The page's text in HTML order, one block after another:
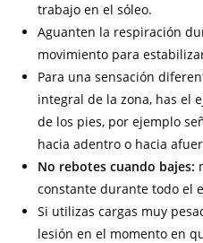
trabajo en el sóleo.
Aguanten la respiración
movimiento para
Para una sensación
integral de la zona, has el
de los pies, por ejemplo
hacia adentro o hacia
No rebotes cuando bajes:
constante durante todo el
Si utilizas cargas muy
lesión en el momento en